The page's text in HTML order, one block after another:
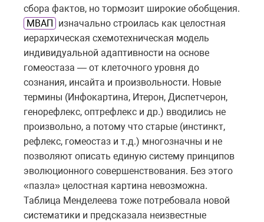
сбора фактов, но тормозит широкие обобщения.
МВАП
изначально строилась как целостная
иерархическая схемотехническая модель
индивидуальной адаптивности на основе
гомеостаза — от клеточного уровня до
сознания, инсайта и произвольности. Новые
термины (Инфокартина, Итерон, Диспетчерон,
генорефлекс, оптрефлекс и др.) вводились не
произвольно, а потому что старые (инстинкт,
рефлекс, гомеостаз и т.д.) многозначны и не
позволяют описать единую систему принципов
эволюционного совершенствования. Без этого
«пазла» целостная картина невозможна.
Таблица Менделеева тоже потребовала новой
систематики и предсказала неизвестные